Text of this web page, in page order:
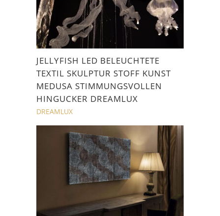
JELLYFISH LED BELEUCHTETE
TEXTIL SKULPTUR STOFF KUNST
MEDUSA STIMMUNGSVOLLEN
HINGUCKER DREAMLUX
DREAMLUX